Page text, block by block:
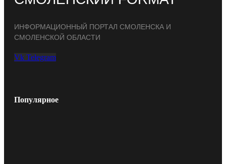
ИНФОРМАЦИОННЫЙ ПОРТАЛ СМОЛЕНСКА И
СМОЛЕНСКОЙ ОБЛАСТИ
Vk Telegram
Популярное